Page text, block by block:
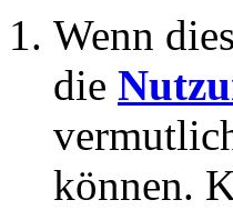
Wenn
die
können.